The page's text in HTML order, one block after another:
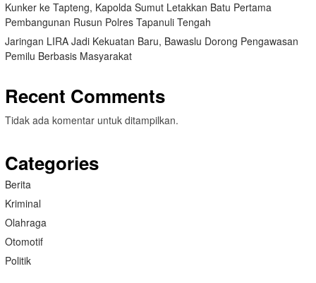
Kunker ke Tapteng, Kapolda Sumut Letakkan Batu Pertama
Pembangunan Rusun Polres Tapanuli Tengah
Jaringan LIRA Jadi Kekuatan Baru, Bawaslu Dorong Pengawasan
Pemilu Berbasis Masyarakat
Recent Comments
Tidak ada komentar untuk ditampilkan.
Categories
Berita
Kriminal
Olahraga
Otomotif
Politik